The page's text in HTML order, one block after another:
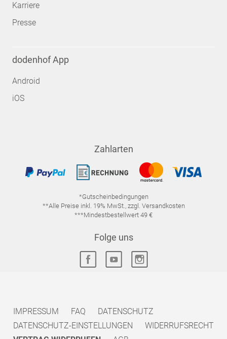
Karriere
Presse
dodenhof App
Android
iOS
Zahlarten
*Gutscheinbedingungen
**Alle Preise inkl. 19% MwSt., zzgl. Versandkosten
***Mindestbestellwert 49 €
Folge uns
IMPRESSUM FAQ
DATENSCHUTZ
DATENSCHUTZ-EINSTELLUNGEN
WIDERRUFSRECHT